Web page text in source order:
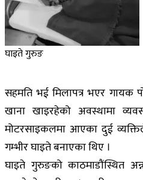
घाइते गुरुङ
सहमति भई मिलापत्र भएर गायक
खाना खाइरहेको अवस्थामा
मोटरसाइकलमा आएका दुई
गम्भीर घाइते बनाएका थिए ।
घाइते गुरुङको काठमाडौंस्थित